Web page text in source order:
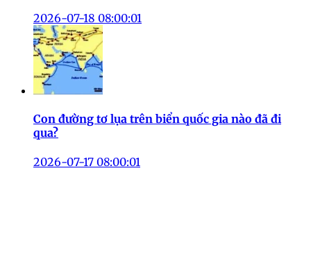
2026-07-18 08:00:01
Con đường tơ lụa trên biển quốc gia nào đã đi
qua?
2026-07-17 08:00:01